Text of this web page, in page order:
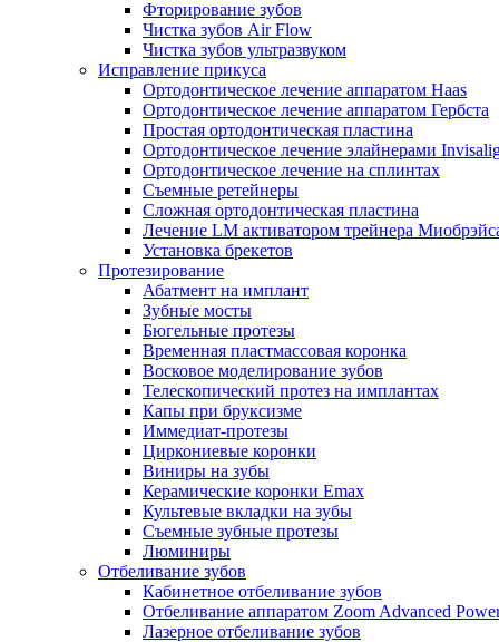
Фторирование зубов
Чистка зубов Air Flow
Чистка зубов ультразвуком
Исправление прикуса
Ортодонтическое лечение аппаратом Haas
Ортодонтическое лечение аппаратом Гербста
Простая ортодонтическая пластина
Ортодонтическое лечение элайнерами
Ортодонтическое лечение на сплинтах
Съемные ретейнеры
Сложная ортодонтическая пластина
Лечение LM активатором трейнера
Установка брекетов
Протезирование
Абатмент на имплант
Зубные мосты
Бюгельные протезы
Временная пластмассовая коронка
Восковое моделирование зубов
Телескопический протез на имплантах
Капы при бруксизме
Иммедиат-протезы
Циркониевые коронки
Виниры на зубы
Керамические коронки Emax
Культевые вкладки на зубы
Съемные зубные протезы
Люминиры
Отбеливание зубов
Кабинетное отбеливание зубов
Отбеливание аппаратом Zoom Advanced
Лазерное отбеливание зубов